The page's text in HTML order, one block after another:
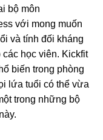
bộ môn
với mong muốn
và tính đối kháng
học viên. Kickfit
biến trong phòng
lứa tuổi có thể vừa
trong những bộ